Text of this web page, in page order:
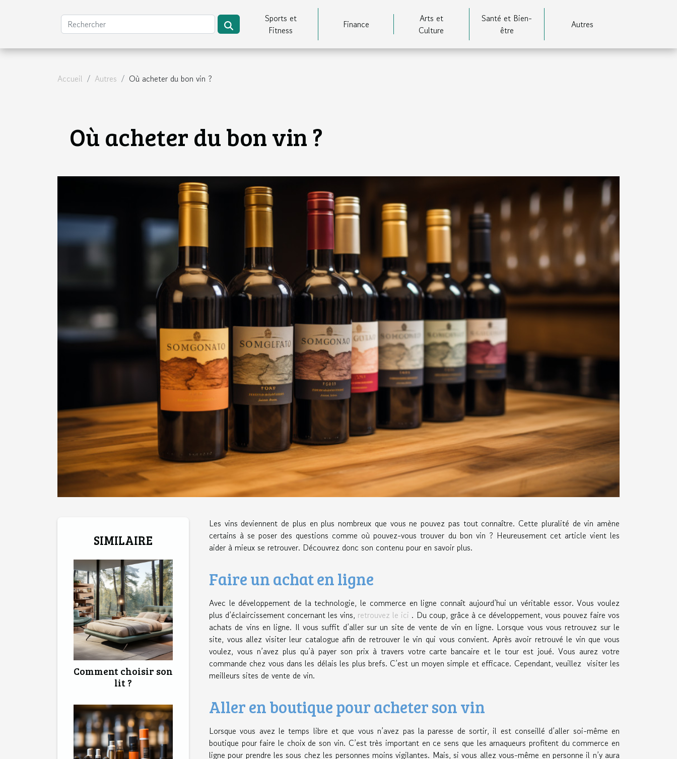
Sports et
Fitness
Finance
Arts et
Culture
Santé et Bien-
être
Autres
Accueil Autres Où acheter du bon vin ?
Où acheter du bon vin ?
SIMILAIRE
Comment choisir son
lit ?
Les vins deviennent de plus en plus nombreux que vous ne pouvez pas tout connaître. Cette pluralité de vin amène
certains à se poser des questions comme où pouvez-vous trouver du bon vin ? Heureusement cet article vient les
aider à mieux se retrouver. Découvrez donc son contenu pour en savoir plus.
Faire un achat en ligne
Avec le développement de la technologie, le commerce en ligne connaît aujourd’hui un véritable essor. Vous voulez
plus d’éclaircissement concernant les vins, retrouvez le ici . Du coup, grâce à ce développement, vous pouvez faire vos
achats de vins en ligne. Il vous suffit d’aller sur un site de vente de vin en ligne. Lorsque vous vous retrouvez sur le
site, vous allez visiter leur catalogue afin de retrouver le vin qui vous convient. Après avoir retrouvé le vin que vous
voulez, vous n’avez plus qu’à payer son prix à travers votre carte bancaire et le tour est joué. Vous aurez votre
commande chez vous dans les délais les plus brefs. C’est un moyen simple et efficace. Cependant, veuillez visiter les
meilleurs sites de vente de vin.
Aller en boutique pour acheter son vin
Lorsque vous avez le temps libre et que vous n’avez pas la paresse de sortir, il est conseillé d’aller soi-même en
boutique pour faire le choix de son vin. C’est très important en ce sens que les arnaqueurs profitent du commerce en
ligne pour prendre les sous chez les personnes moins vigilantes. Mais, si vous allez vous-même en personne il n’y aura